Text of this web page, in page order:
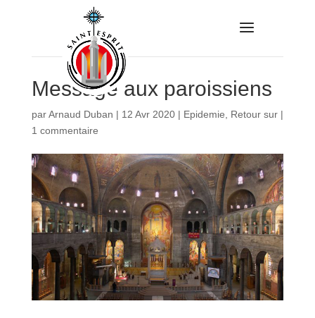
Message aux paroissiens
parArnaud Duban | 12 Avr 2020| Epidemie Retour sur|
1 commentaire